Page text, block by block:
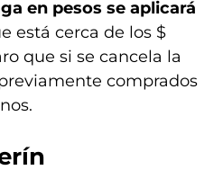
en pesos se aplicará
está cerca de los $
que si se cancela la
comprados